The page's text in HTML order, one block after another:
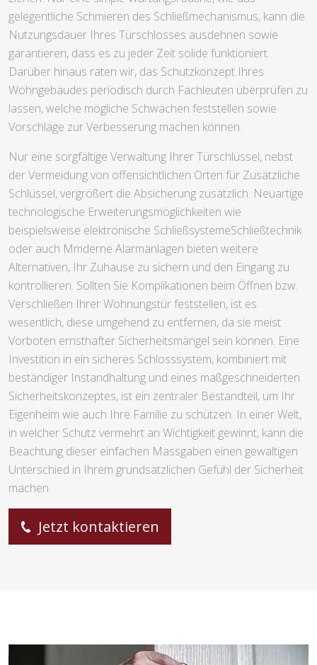
gelegentliche Schmieren des Schließmechanismus, kann die
Nutzungsdauer Ihres Türschlosses ausdehnen sowie
garantieren, dass es zu jeder Zeit solide funktioniert.
Darüber hinaus raten wir, das Schutzkonzept Ihres
Wohngebäudes periodisch durch Fachleuten überprüfen zu
lassen, welche mögliche Schwächen feststellen sowie
Vorschläge zur Verbesserung machen können.
Nur eine sorgfältige Verwaltung Ihrer Türschlüssel, nebst
der Vermeidung von offensichtlichen Orten für Zusätzliche
Schlüssel, vergrößert die Absicherung zusätzlich. Neuartige
technologische Erweiterungsmöglichkeiten wie
beispielsweise elektronische SchließsystemeSchließtechnik
oder auch Mmderne Alarmanlagen bieten weitere
Alternativen, Ihr Zuhause zu sichern und den Eingang zu
kontrollieren. Sollten Sie Komplikationen beim Öffnen bzw.
Verschließen Ihrer Wohnungstür feststellen, ist es
wesentlich, diese umgehend zu entfernen, da sie meist
Vorboten ernsthafter Sicherheitsmängel sein können. Eine
Investition in ein sicheres Schlosssystem, kombiniert mit
beständiger Instandhaltung und eines maßgeschneiderten
Sicherheitskonzeptes, ist ein zentraler Bestandteil, um Ihr
Eigenheim wie auch Ihre Familie zu schützen. In einer Welt,
in welcher Schutz vermehrt an Wichtigkeit gewinnt, kann die
Beachtung dieser einfachen Massgaben einen gewaltigen
Unterschied in Ihrem grundsätzlichen Gefühl der Sicherheit
machen.
Jetzt kontaktieren